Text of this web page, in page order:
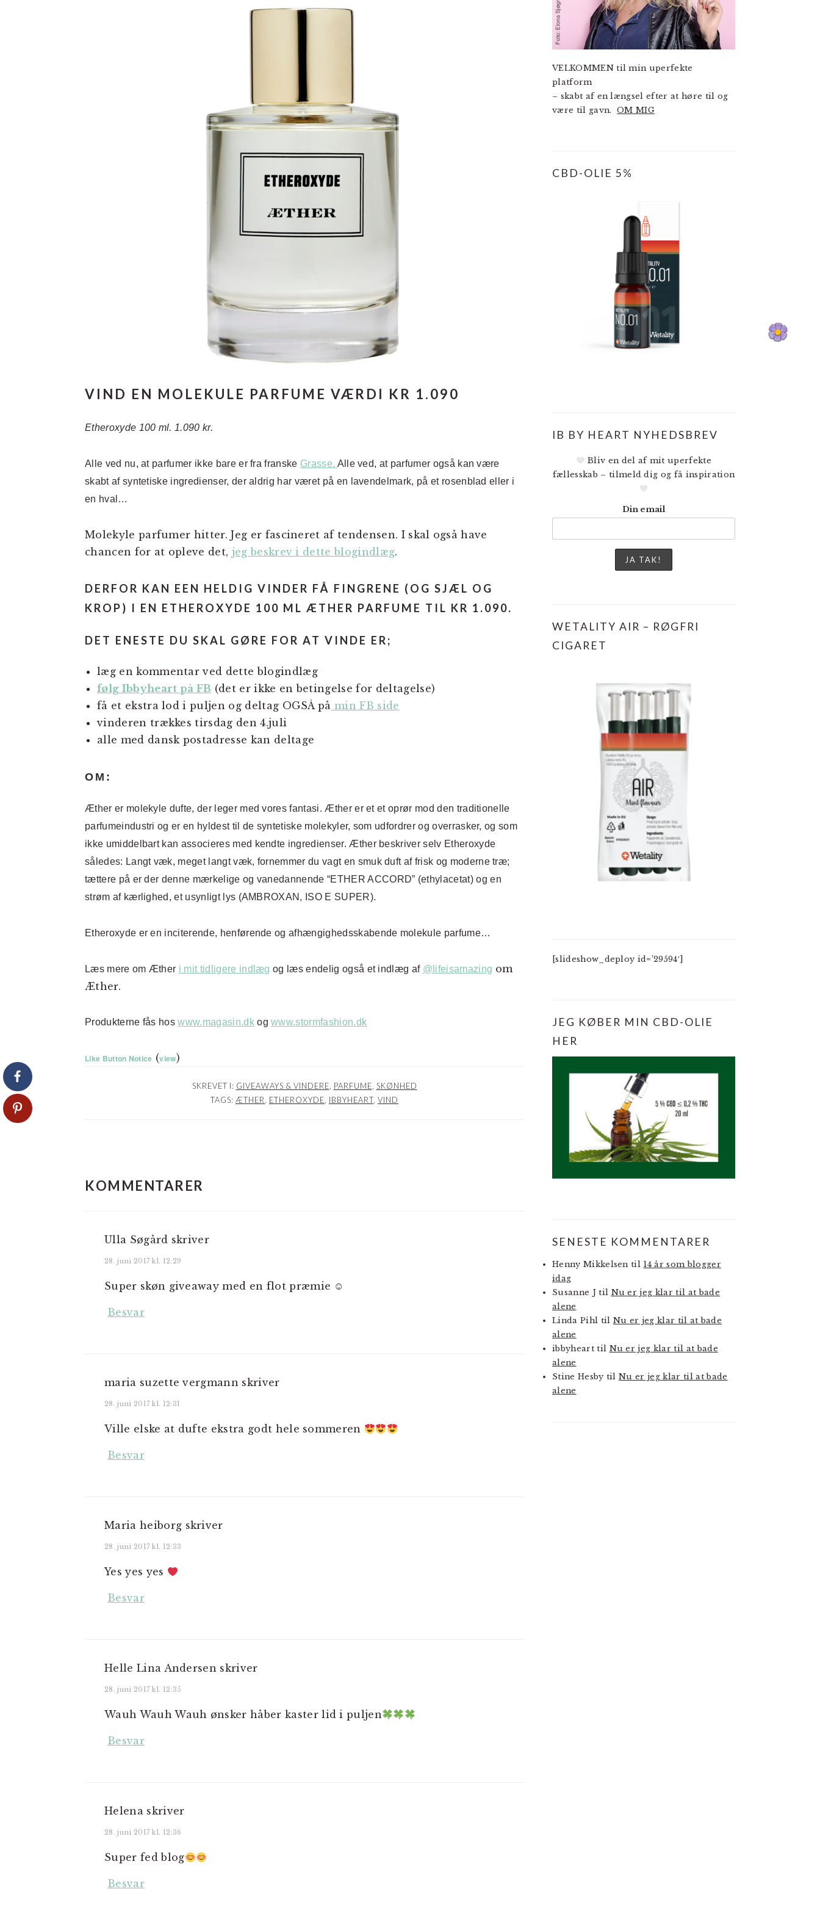
VIND EN MOLEKULE PARFUME VÆRDI KR 1.090
Etheroxyde 100 ml. 1.090 kr.
Alle ved nu, at parfumer ikke bare er fra franske Grasse. Alle ved, at parfumer også kan være
skabt af syntetiske ingredienser, der aldrig har været på en lavendelmark, på et rosenblad eller i
en hval…
Molekyle parfumer hitter. Jeg er fascineret af tendensen. I skal også have
chancen for at opleve det, jeg beskrev i dette blogindlæg.
DERFOR KAN EEN HELDIG VINDER FÅ FINGRENE (OG SJÆL OG
KROP) I EN ETHEROXYDE 100 ML ÆTHER PARFUME TIL KR 1.090.
DET ENESTE DU SKAL GØRE FOR AT VINDE ER;
læg en kommentar ved dette blogindlæg
følg Ibbyheart på FB (det er ikke en betingelse for deltagelse)
få et ekstra lod i puljen og deltag OGSÅ på min FB side
vinderen trækkes tirsdag den 4.juli
alle med dansk postadresse kan deltage
OM:
Æther er molekyle dufte, der leger med vores fantasi. Ætherer et et oprør mod den traditionelle
parfumeindustri og er en hyldest til de syntetiske molekyler, som udfordrer og overrasker, og som
ikke umiddelbart kan associeres med kendte ingredienser. Æther beskriver selv Etheroxyde
således: Langt væk, meget langt væk, fornemmer du vagt en smuk duft af frisk og moderne træ;
tættere på er der denne mærkelige og vanedannende “ETHER ACCORD” (ethylacetat) og en
strøm af kærlighed, et usynligt lys (AMBROXAN, ISO E SUPER).
Etheroxyde er en inciterende, henførende og afhængighedsskabende molekule parfume…
Læs mere om Æther i mit tidligere indlæg og læs endelig også et indlæg af @lifeisamazing om
Æther.
Produkterne fås hoswww.magasin.dkogwww.stormfashion.dk
Like Button Notice (view)
SKREVET I: GIVEAWAYS & VINDERE PARFUME SKØNHED
TAGS: ÆTHER ETHEROXYDE IBBYHEART VIND
KOMMENTARER
Ulla Søgård skriver
28. juni 2017 kl. 12:29
Super skøn giveaway med en flot præmie ☺
Besvar
maria suzette vergmann skriver
28. juni 2017 kl. 12:31
Ville elske at dufte ekstra godt hele sommeren
Besvar
Maria heiborg skriver
28. juni 2017 kl. 12:33
Yes yes yes
Besvar
Helle Lina Andersen skriver
28. juni 2017 kl. 12:35
Wauh Wauh Wauh ønsker håber kaster lid i puljen
Besvar
Helena skriver
28. juni 2017 kl. 12:36
Super fed blog
Besvar
VELKOMMEN til min uperfekte
platform
– skabt af en længsel efter at høre til og
være til gavn.OM MIG
CBD-OLIE 5%
IB BY HEART NYHEDSBREV
Bliv en del af mit uperfekte
fællesskab – tilmeld dig og få inspiration
Din email
WETALITY AIR – RØGFRI
CIGARET
[slideshow_deploy id=’29594′]
JEG KØBER MIN CBD-OLIE
HER
SENESTE KOMMENTARER
Henny Mikkelsen til 14 år som blogger
idag
Susanne Jtil Nu er jeg klar til at bade
alene
Linda Pihl til Nu er jeg klar til at bade
alene
ibbyhearttil Nu er jeg klar til at bade
alene
Stine Hesby tilNu er jeg klar til at bade
alene